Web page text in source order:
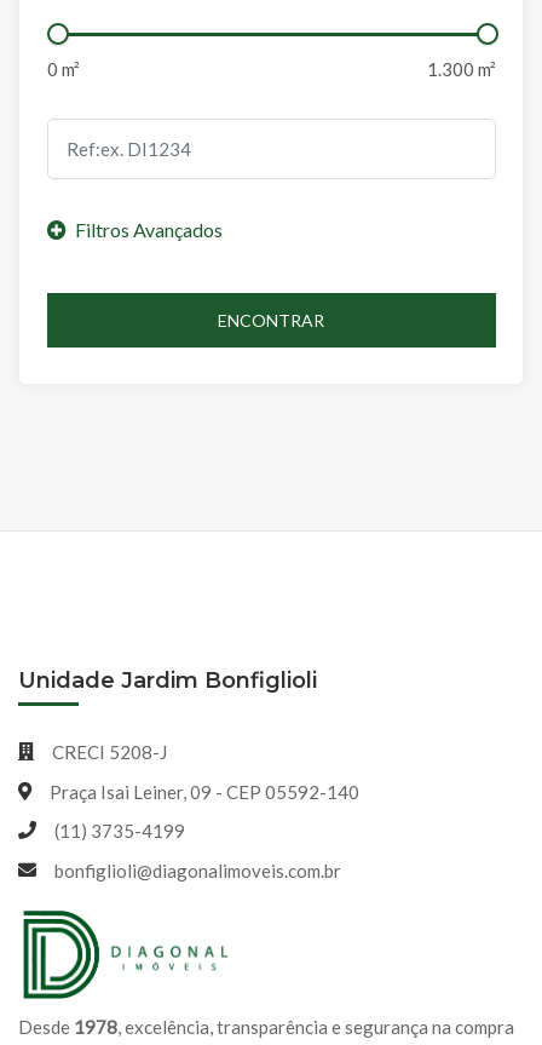
ENCONTRAR
Desde 1978, excelência, transparência e segurança na compra
Unidade Jardim Bonfiglioli
CRECI 5208-J
Praça Isai Leiner, 09 - CEP 05592-140
(11) 3735-4199
bonfiglioli@diagonalimoveis.com.br